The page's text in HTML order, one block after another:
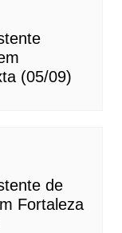
(05/09)
de
Fortaleza